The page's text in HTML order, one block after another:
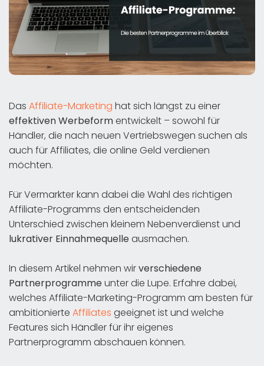
Das Affiliate-Marketing hat sich längst zu einer
effektiven Werbeformentwickelt – sowohl für
Händler, die nach neuen Vertriebswegen suchen als
auch für Affiliates, die online Geld verdienen
möchten.
Für Vermarkter kann dabei die Wahl des richtigen
Affiliate-Programms den entscheidenden
Unterschied zwischen kleinem Nebenverdienst und
lukrativer Einnahmequelleausmachen.
In diesem Artikel nehmen wirverschiedene
Partnerprogrammeunter die Lupe. Erfahre dabei,
welches Affiliate-Marketing-Programm am besten für
ambitionierte Affiliates geeignet ist und welche
Features sich Händler für ihr eigenes
Partnerprogramm abschauen können.